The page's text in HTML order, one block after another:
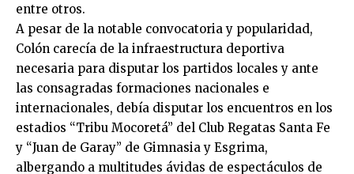
entre otros.
A pesar de la notable convocatoria y popularidad,
Colón carecía de la infraestructura deportiva
necesaria para disputar los partidos locales y ante
las consagradas formaciones nacionales e
internacionales, debía disputar los encuentros en los
estadios “Tribu Mocoretá” del Club Regatas Santa Fe
y “Juan de Garay” de Gimnasia y Esgrima,
albergando a multitudes ávidas de espectáculos de